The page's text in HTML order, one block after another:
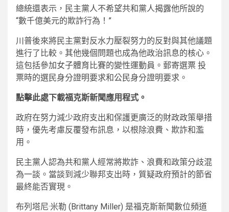
總統還表示，民主黨人不希望共和黨人揭露他所說的
“數千億美元的欺詐行為！”
川普後來將民主黨對反水力壓裂努力的反對與其他議題
進行了比較。其他幾個問題也成為他政治訊息的核心。
這包括參加女子體育比賽的變性運動員。郵寄選票 投
票時的選民身分證明要求和公民身分證明要求。
點擊此處下載福克斯新聞應用程式。
政府在努力減少政府支出和保護更廣泛的財政政策舉措
時，優先考慮反覆發布訊息，以根除浪費、欺詐和濫
用。
民主黨人認為共和黨人經常將欺詐、浪費和政策分歧混
為一談。當談到減少聯邦支出時，質疑政府預計的節省
最終能否實現。
布列塔尼·米勒 (Brittany Miller) 是福克斯新聞數位頻道